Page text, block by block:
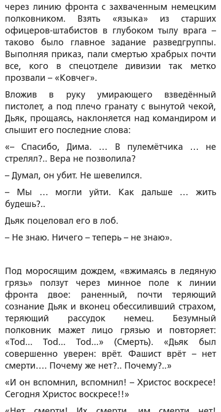
через линию фронта с захваченным немецким
полковником. Взять «языка» из старших
офицеров-штабистов в глубоком тылу врага –
таково было главное задание разведгруппы.
Выполняя приказ, пали смертью храбрых почти
все, кого в спецотделе дивизии так метко
прозвали – «Ковчег».
Вложив в руку умирающего взведённый
пистолет, а под плечо гранату с вынутой чекой,
Дьяк, прощаясь, наклоняется над командиром и
слышит его последние слова:
«– Спасибо, Дима. … В пулемётчика … не
стрелял?.. Вера не позволила?
– Думал, он убит. Не шевелился.
– Мы … могли уйти. Как дальше … жить
будешь?..
Дьяк поцеловал его в лоб.
– Не знаю. Ничего – теперь – не знаю».
Под моросящим дождем, «вжимаясь в ледяную
грязь» ползут через минное поле к линии
фронта двое: раненный, почти теряющий
сознание Дьяк и вконец обессиливший страхом,
теряющий рассудок немец. Безумный
полковник мажет лицо грязью и повторяет:
«Tod... Tod... Tod...» (Смерть). «Дьяк был
совершенно уверен: врёт. Фашист врёт – нет
смерти…. Почему же нет?.. Почему?..»
«И он вспомнил, вспомнил! – Христос воскресе!
Сегодня Христос воскресе!!»